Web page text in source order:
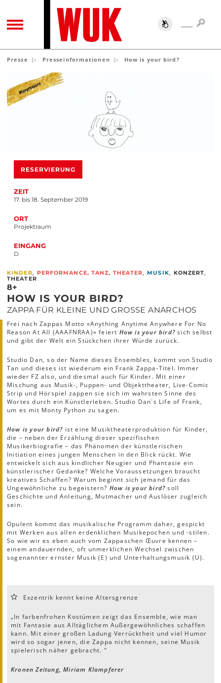
TOGGLE NAVIGATION SUCHE
Presse Presseinformationen How is your bird?
RESERVIERUNG
ZEIT
17. bis 18. September 2019
ORT
Projektraum
EINGANG
D
KINDER, PERFORMANCE, TANZ, THEATER,MUSIK, KONZERT,
THEATER
8+
HOW IS YOUR BIRD?
ZAPPA FÜR KLEINE UND GROSSE ANARCHOS
Frei nach Zappas Motto «Anything Anytime Anywhere For No
Reason At All (AAAFNRAA)» feiert How is your bird? sich selbst
und gibt der Welt ein Stückchen ihrer Würde zurück.
Studio Dan, so der Name dieses Ensembles, kommt von Studio
Tan und dieses ist wiederum ein Frank Zappa-Titel. Immer
wieder FZ also, und diesmal auch für Kinder. Mit einer
Mischung aus Musik-, Puppen- und Objekttheater, Live-Comic
Strip und Hörspiel zappen sie sich im wahrsten Sinne des
Wortes durch ein Künstlerleben. Studio Dan´s Life of Frank,
um es mit Monty Python zu sagen.
How is your bird? ist eine Musiktheaterproduktion für Kinder,
die – neben der Erzählung dieser spezifischen
Musikerbiografie – das Phänomen der künstlerischen
Initiation eines jungen Menschen in den Blick rückt. Wie
entwickelt sich aus kindlicher Neugier und Phantasie ein
künstlerischer Gedanke? Welche Voraussetzungen braucht
kreatives Schaffen? Warum beginnt sich jemand für das
Ungewöhnliche zu begeistern? How is your bird? soll
Geschichte und Anleitung, Mutmacher und Auslöser zugleich
sein.
Opulent kommt das musikalische Programm daher, gespickt
mit Werken aus allen erdenklichen Musikepochen und -stilen.
So wie wir es eben auch vom Zappaschen Œuvre kennen –
einem andauernden, oft unmerklichen Wechsel zwischen
sogenannter ernster Musik (E) und Unterhaltungsmusik (U).
Exzentrik kennt keine Altersgrenze
„In farbenfrohen Kostümen zeigt das Ensemble, wie man
mit Fantasie aus Alltäglichem Außergewöhnliches schaffen
kann. Mit einer großen Ladung Verrücktheit und viel Humor
wird so sogar jenen, die Zappa nicht kennen, seine Musik
spielerisch näher gebracht. "
Kronen Zeitung, Miriam Klampferer